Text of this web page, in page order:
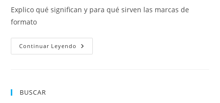
la
entrada:
entrada:
Explico qué significan y para qué sirven las marcas de
formato
Continuar Leyendo Marcas
De
BUSCAR